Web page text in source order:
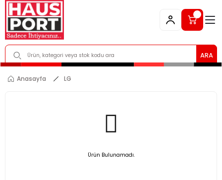
ARA
Anasayfa LG
Ürün Bulunamadı.